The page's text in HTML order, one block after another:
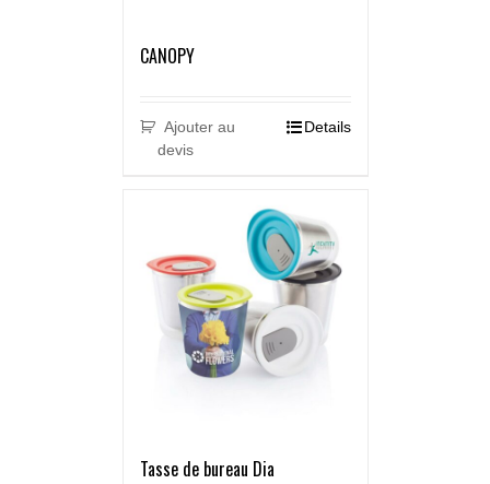
CANOPY
Ajouter au
devis
Details
Tasse de bureau Dia